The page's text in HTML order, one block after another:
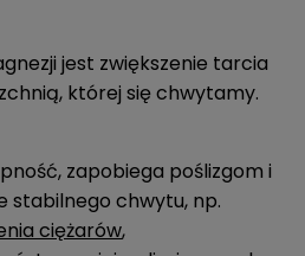
jest zwiększenie tarcia
której się chwytamy.
zapobiega poślizgom i
stabilnego chwytu, np.
ciężarów,